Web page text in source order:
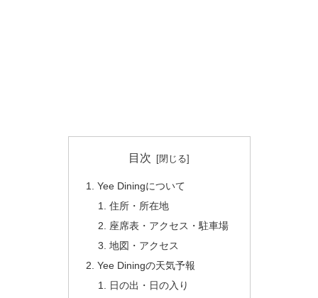
目次
Yee Diningについて
住所・所在地
座席表・アクセス・駐車場
地図・アクセス
Yee Diningの天気予報
日の出・日の入り